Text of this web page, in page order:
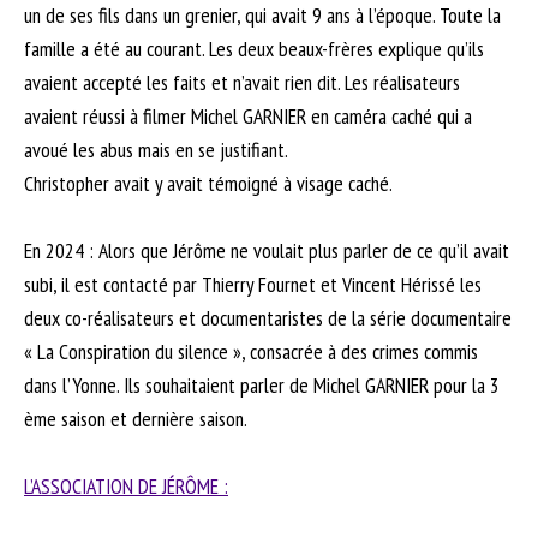
un de ses fils dans un grenier, qui avait 9 ans à l’époque. Toute la
famille a été au courant. Les deux beaux-frères explique qu’ils
avaient accepté les faits et n’avait rien dit. Les réalisateurs
avaient réussi à filmer Michel GARNIER en caméra caché qui a
avoué les abus mais en se justifiant.
Christopher avait y avait témoigné à visage caché.
En 2024 : Alors que Jérôme ne voulait plus parler de ce qu’il avait
subi, il est contacté par Thierry Fournet et Vincent Hérissé les
deux co-réalisateurs et documentaristes de la série documentaire
« La Conspiration du silence », consacrée à des crimes commis
dans l’Yonne. Ils souhaitaient parler de Michel GARNIER pour la 3
ème saison et dernière saison.
L’ASSOCIATION DE JÉRÔME :